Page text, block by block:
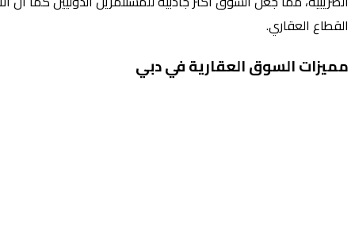
القطاع العقاري.
مميزات السوق العقارية في دبي